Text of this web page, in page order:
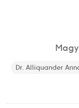
Dr. Alliquander